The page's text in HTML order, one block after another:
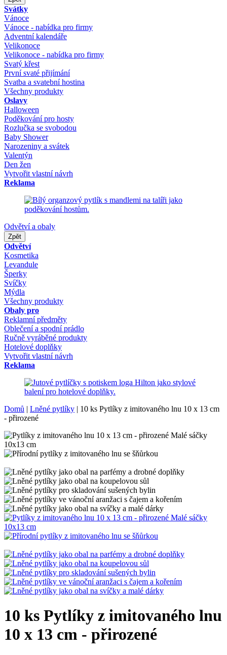
Svátky
Vánoce
Vánoce - nabídka pro firmy
Adventní kalendáře
Velikonoce
Velikonoce - nabídka pro firmy
Svatý křest
První svaté přijímání
Svatba a svatební hostina
Všechny produkty
Oslavy
Halloween
Poděkování pro hosty
Rozlučka se svobodou
Baby Shower
Narozeniny a svátek
Valentýn
Den žen
Vytvořit vlastní návrh
Reklama
Odvětví a obaly
Zpět
Odvětví
Kosmetika
Levandule
Šperky
Svíčky
Mýdla
Všechny produkty
Obaly pro
Reklamní předměty
Oblečení a spodní prádlo
Ručně vyráběné produkty
Hotelové doplňky
Vytvořit vlastní návrh
Reklama
Domů | Lněné pytlíky | 10 ks Pytlíky z imitovaného lnu 10 x 13 cm
- přirozené
10 ks Pytlíky z imitovaného lnu
10 x 13 cm - přirozené